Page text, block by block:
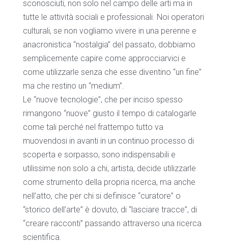
sconosciuti, non solo nel campo delle arti ma in
tutte le attività sociali e professionali. Noi operatori
culturali, se non vogliamo vivere in una perenne e
anacronistica “nostalgia” del passato, dobbiamo
semplicemente capire come approcciarvici e
come utilizzarle senza che esse diventino “un fine”
ma che restino un “medium”.
Le “nuove tecnologie”, che per inciso spesso
rimangono “nuove” giusto il tempo di catalogarle
come tali perché nel frattempo tutto va
muovendosi in avanti in un continuo processo di
scoperta e sorpasso, sono indispensabili e
utilissime non solo a chi, artista, decide utilizzarle
come strumento della propria ricerca, ma anche
nell’atto, che per chi si definisce “curatore” o
“storico dell’arte” è dovuto, di “lasciare tracce”, di
“creare racconti” passando attraverso una ricerca
scientifica.